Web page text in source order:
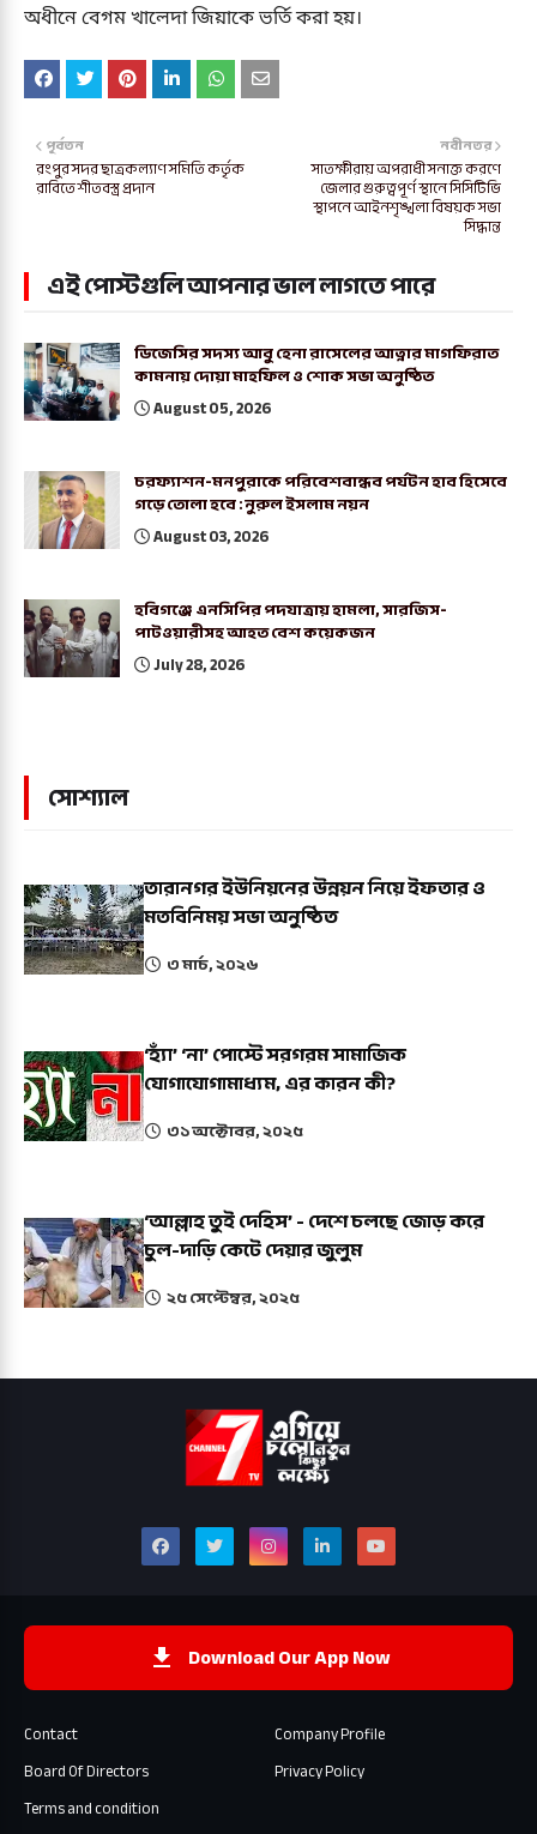
অধীনে বেগম খালেদা জিয়াকে ভর্তি করা হয়।
নবীনতর
সাতক্ষীরায় অপরাধী সনাক্ত করণে
জেলার গুরুত্বপূর্ণ স্থানে সিসিটিভি
স্থাপনে আইনশৃঙ্খলা বিষয়ক সভা
সিদ্ধান্ত
পূর্বতন
রংপুর সদর ছাত্রকল্যাণ সমিতি কর্তৃক
রাবিতে শীতবস্ত্র প্রদান
এই পোস্টগুলি আপনার ভাল লাগতে পারে
ডিজেসির সদস্য আবু হেনা রাসেলের আত্নার মাগফিরাত
কামনায় দোয়া মাহফিল ও শোক সভা অনুষ্ঠিত
August 05, 2026
চরফ্যাশন-মনপুরাকে পরিবেশবান্ধব পর্যটন হাব হিসেবে
গড়ে তোলা হবে : নুরুল ইসলাম নয়ন
August 03, 2026
হবিগঞ্জে এনসিপির পদযাত্রায় হামলা, সারজিস-
পাটওয়ারীসহ আহত বেশ কয়েকজন
July 28, 2026
সোশ্যাল
তারানগর ইউনিয়নের উন্নয়ন নিয়ে ইফতার ও
মতবিনিময় সভা অনুষ্ঠিত
৩ মার্চ, ২০২৬
‘হ্যাঁ’ ‘না’ পোস্টে সরগরম সামাজিক
যোগাযোগামাধ্যম, এর কারন কী?
৩১ অক্টোবর, ২০২৫
‘আল্লাহ তুই দেহিস’ - দেশে চলছে জোড় করে
চুল-দাড়ি কেটে দেয়ার জুলুম
২৫ সেপ্টেম্বর, ২০২৫
Download Our App Now
Contact
Company Profile
Board Of Directors
Privacy Policy
Terms and condition